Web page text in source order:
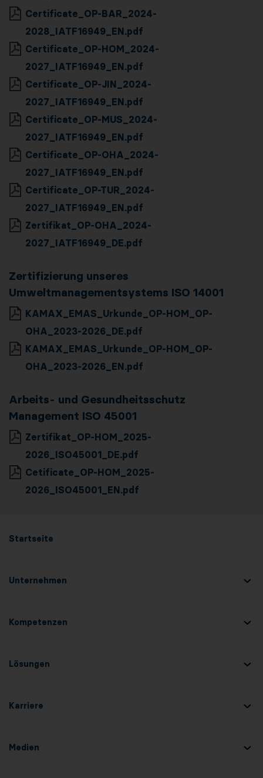
Certificate_OP-BAR_2024-
2028_IATF16949_EN.pdf
Certificate_OP-HOM_2024-
2027_IATF16949_EN.pdf
Certificate_OP-JIN_2024-
2027_IATF16949_EN.pdf
Certificate_OP-MUS_2024-
2027_IATF16949_EN.pdf
Certificate_OP-OHA_2024-
2027_IATF16949_EN.pdf
Certificate_OP-TUR_2024-
2027_IATF16949_EN.pdf
Zertifikat_OP-OHA_2024-
2027_IATF16949_DE.pdf
Zertifizierung unseres
Umweltmanagementsystems ISO 14001
KAMAX_EMAS_Urkunde_OP-HOM_OP-
OHA_2023-2026_DE.pdf
KAMAX_EMAS_Urkunde_OP-HOM_OP-
OHA_2023-2026_EN.pdf
Arbeits- und Gesundheitsschutz
Management ISO 45001
Zertifikat_OP-HOM_2025-
2026_ISO45001_DE.pdf
Cetificate_OP-HOM_2025-
2026_ISO45001_EN.pdf
Startseite
Unternehmen
Kompetenzen
Lösungen
Karriere
Medien